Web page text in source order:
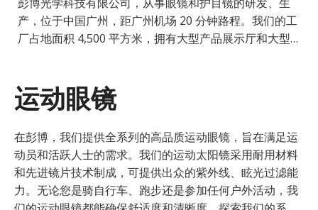
产，位于中国广州，距广州机场 20 分钟路程。我们的工
厂占地面积 4,500 平方米，拥有大型产品展示厅和大型
运动眼镜
在彭博，我们提供全系列的高品质运动眼镜，旨在满足运
动员和活跃人士的需求。我们的运动太阳镜采用耐用材料
和先进镜片技术制成，可提供出众的紫外线、眩光过滤能
力。无论您是骑自行车、跑步还是参加任何户外活动，我